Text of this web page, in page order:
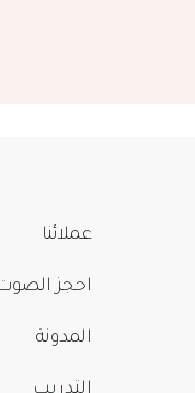
عملائنا
احجز
المدونة